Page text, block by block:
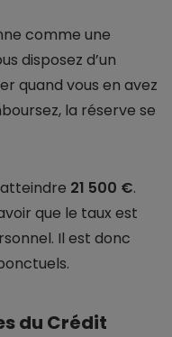
comme une
disposez d’un
quand vous en avez
la réserve se
21 500 €.
que le taux est
Il est donc
du Crédit